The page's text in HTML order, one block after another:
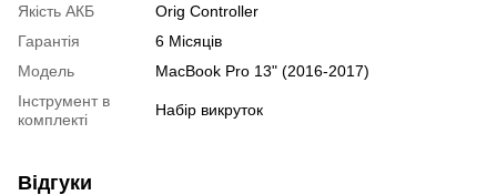
Якість АКБ
Orig Controller
Гарантія
6 Місяців
Модель
MacBook Pro 13" (2016-2017)
Інструмент в
комплекті
Набір викруток
Відгуки